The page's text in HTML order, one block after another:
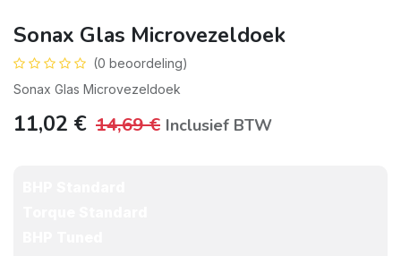
Sonax Glas Microvezeldoek
(0 beoordeling)
Sonax Glas Microvezeldoek
11,02 € 14,69€ Inclusief BTW